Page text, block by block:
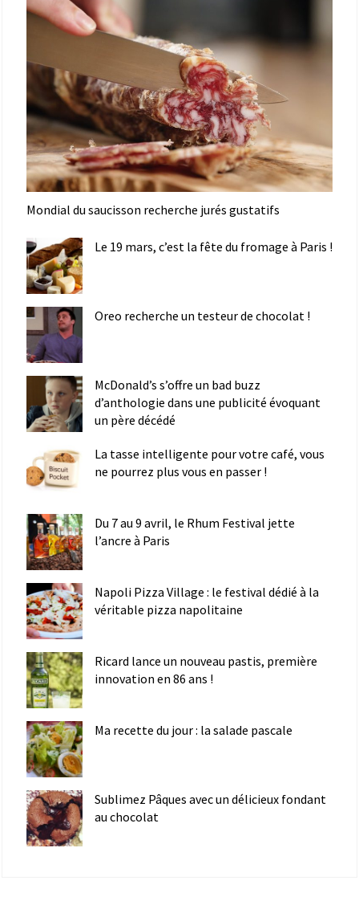
Mondial du saucisson recherche jurés gustatifs
Le 19 mars, c’est la fête du fromage à Paris !
Oreo recherche un testeur de chocolat !
McDonald’s s’offre un bad buzz
d’anthologie dans une publicité évoquant
un père décédé
La tasse intelligente pour votre café, vous
ne pourrez plus vous en passer !
Du 7 au 9 avril, le Rhum Festival jette
l’ancre à Paris
Napoli Pizza Village : le festival dédié à la
véritable pizza napolitaine
Ricard lance un nouveau pastis, première
innovation en 86 ans !
Ma recette du jour : la salade pascale
Sublimez Pâques avec un délicieux fondant
au chocolat